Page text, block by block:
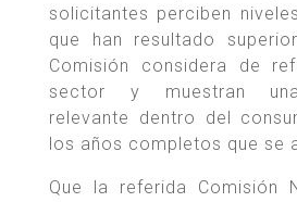
solicitantes perciben
que han resultado
Comisión considera de
sector y muestran
relevante dentro del
los años completos que se
Que la referida Comisión